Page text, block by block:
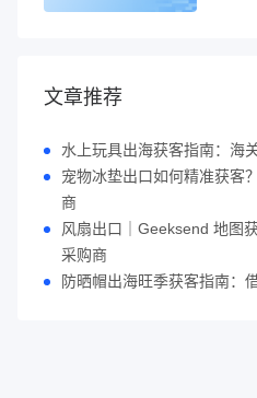
文章推荐
水上玩具出海获客指南：海
宠物冰垫出口如何精准获客
商
风扇出口｜Geeksend 地图
采购商
防晒帽出海旺季获客指南：